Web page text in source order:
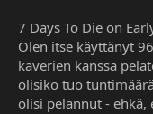
7 Days To Die on
Olen itse käyttänyt
kaverien kanssa
olisiko tuo
olisi pelannut - ehkä,